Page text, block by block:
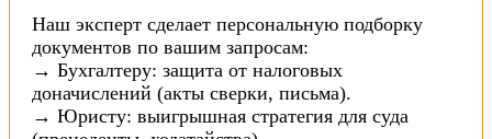
Наш эксперт сделает персональную подборку
документов по вашим запросам:
→ Бухгалтеру: защита от налоговых
доначислений (акты сверки, письма).
→ Юристу: выигрышная стратегия для суда